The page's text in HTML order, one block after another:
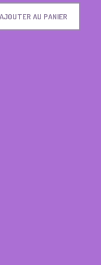
AJOUTER AU PANIER